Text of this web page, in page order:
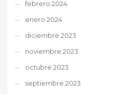
febrero 2024
enero 2024
diciembre 2023
noviembre 2023
octubre 2023
septiembre 2023